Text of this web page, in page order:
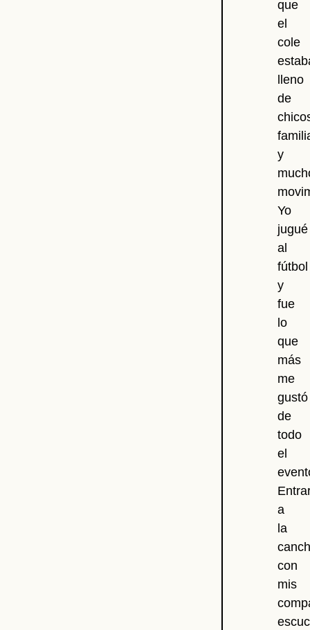
que
el
cole
lleno
de
y
Yo
jugué
al
fútbol
y
fue
lo
que
más
me
gustó
de
todo
el
a
la
con
mis